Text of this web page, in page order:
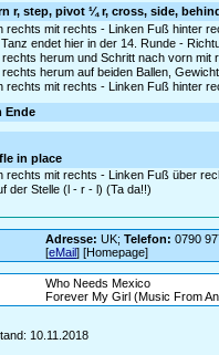
r, step, pivot ¼ r, cross, side,
rechts mit rechts - Linken Fuß hinter
endet hier in der 14. Runde -
herum und Schritt nach vorn mit
herum auf beiden Ballen,
rechts mit rechts - Linken Fuß hinter
Ende
in place
rechts mit rechts - Linken Fuß über
der Stelle (l - r - l) (Ta da!!)
Adresse:UK;Telefon:0790
[eMail] [Homepage]
Who Needs Mexico
Forever My Girl (Music From
10.11.2018